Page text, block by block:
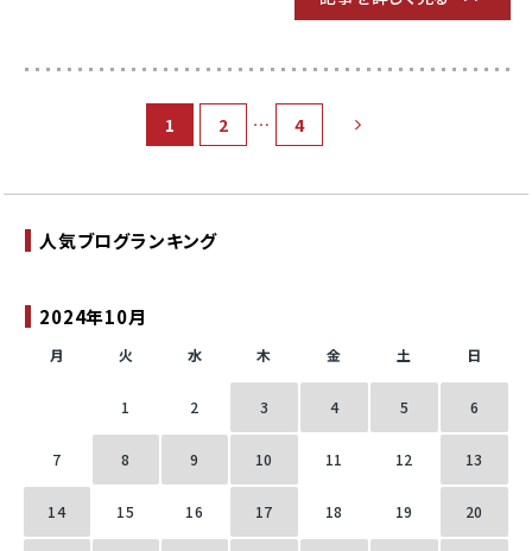
1 2 … 4
2024年10月
月 火 水 木 金 土 日
1 2 3 4 5 6
7 8 9 10 11 12 13
14 15 16 17 18 19 20
人気ブログランキング